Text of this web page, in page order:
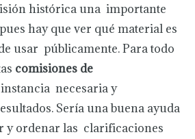
histórica una importante
hay que ver qué material es
usar públicamente. Para todo
comisiones de
necesaria y
Sería una buena ayuda
y ordenar las clarificaciones